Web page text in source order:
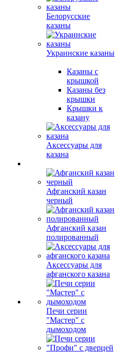
Белорусские
казаны
Украинские казаны
Казаны с
крышкой
Казаны без
крышки
Крышки к
казану
Аксессуары для
казана
Афганский казан
черный
Афганский казан
полированный
Аксессуары для
афганского казана
Печи серии
"Мастер" с
дымоходом